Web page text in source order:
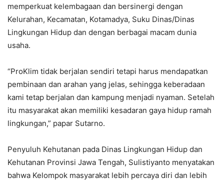
memperkuat kelembagaan dan bersinergi dengan
Kelurahan, Kecamatan, Kotamadya, Suku Dinas/Dinas
Lingkungan Hidup dan dengan berbagai macam dunia
usaha.
“ProKlim tidak berjalan sendiri tetapi harus mendapatkan
pembinaan dan arahan yang jelas, sehingga keberadaan
kami tetap berjalan dan kampung menjadi nyaman. Setelah
itu masyarakat akan memiliki kesadaran gaya hidup ramah
lingkungan,” papar Sutarno.
Penyuluh Kehutanan pada Dinas Lingkungan Hidup dan
Kehutanan Provinsi Jawa Tengah, Sulistiyanto menyatakan
bahwa Kelompok masyarakat lebih percaya diri dan lebih